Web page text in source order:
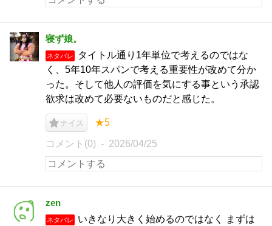
寝ず娘。
ネタバレ
タイトル通り1年単位で考えるのではな
く、5年10年スパンで考える重要性が改めて分か
った。そして他人の評価を気にする事という承認
欲求は改めて必要ないものだと感じた。
ナイス ★5
コメント(0) 2026/04/25
zen
ネタバレ いきなり大きく始めるのではなく まずは